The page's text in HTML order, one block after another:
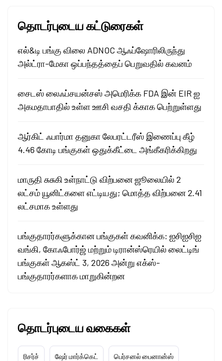
தொடர்புடைய கட்டுரைகள்
எல்&டி பங்கு விலை ADNOC ஆஃப்ஷோரிலிருந்து
அல்ட்ரா-மேகா ஒப்பந்தத்தைப் பெறுவதில் கவனம்
சைடஸ் லைஃப்சயன்சஸ் அமெரிக்க FDA இன் EIR ஐ
அகமதாபாதில் உள்ள ஊசி வசதி க்காக பெற்றுள்ளது
ஆர்கிட் ஃபார்மா தனுகா லேபரட்டரீஸ் இணைப்பு கீழ்
4.46 கோடி பங்குகள் ஒதுக்கீட்டை அங்கீகரிக்கிறது
மாருதி சுசுகி உள்நாட்டு விற்பனை ஜூலையில் 2
லட்சம் யூனிட்களை எட்டியது; மொத்த விற்பனை 2.41
லட்சமாக உள்ளது
பங்குதாரர்களுக்கான பங்குகள் கவனிக்க: ஐசிஐசிஐ
வங்கி, கோஃபோர்ஜ் மற்றும் டிரான்ஸ்ரெயில் லைட்டிங்
பங்குகள் ஆகஸ்ட் 3, 2026 அன்று எக்ஸ்-
பங்குதாரர்களாக மாறுகின்றன
தொடர்புடைய வகைகள்
ரிசர்ச் ஷேர் மார்க்கெட் பெர்சனல் பைனான்ஸ்